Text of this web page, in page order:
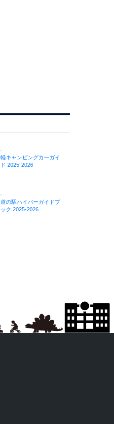
軽キャンピングカーガイ
ド 2025-2026
道の駅ハイパーガイドブ
ック 2025-2026